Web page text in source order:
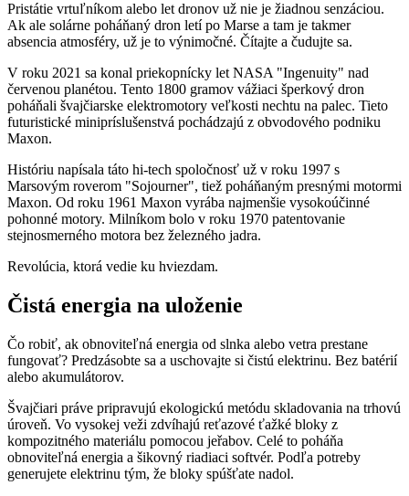
Pristátie vrtuľníkom alebo let dronov už nie je žiadnou senzáciou.
Ak ale solárne poháňaný dron letí po Marse a tam je takmer
absencia atmosféry, už je to výnimočné. Čítajte a čudujte sa.
V roku 2021 sa konal priekopnícky let NASA "Ingenuity" nad
červenou planétou. Tento 1800 gramov vážiaci šperkový dron
poháňali švajčiarske elektromotory veľkosti nechtu na palec. Tieto
futuristické minipríslušenstvá pochádzajú z obvodového podniku
Maxon.
Históriu napísala táto hi-tech spoločnosť už v roku 1997 s
Marsovým roverom "Sojourner", tiež poháňaným presnými motormi
Maxon. Od roku 1961 Maxon vyrába najmenšie vysokoúčinné
pohonné motory. Milníkom bolo v roku 1970 patentovanie
stejnosmerného motora bez železného jadra.
Revolúcia, ktorá vedie ku hviezdam.
Čistá energia na uloženie
Čo robiť, ak obnoviteľná energia od slnka alebo vetra prestane
fungovať? Predzásobte sa a uschovajte si čistú elektrinu. Bez batérií
alebo akumulátorov.
Švajčiari práve pripravujú ekologickú metódu skladovania na trhovú
úroveň. Vo vysokej veži zdvíhajú reťazové ťažké bloky z
kompozitného materiálu pomocou jeřabov. Celé to poháňa
obnoviteľná energia a šikovný riadiaci softvér. Podľa potreby
generujete elektrinu tým, že bloky spúšťate nadol.